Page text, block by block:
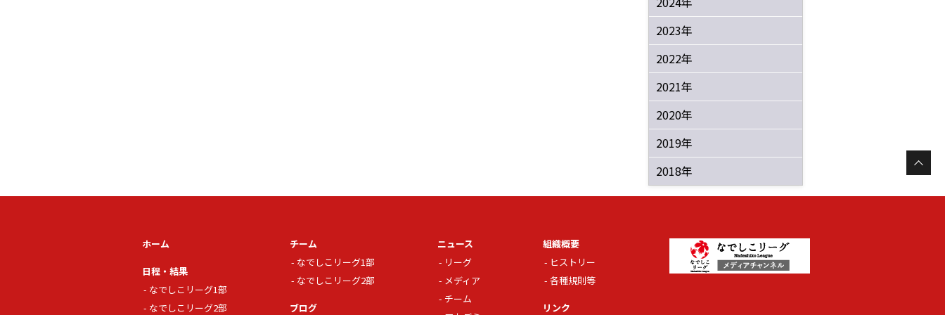
2023年
2022年
2021年
2020年
2019年
2018年
ホーム
日程・結果
なでしこリーグ1部
なでしこリーグ2部
チーム
なでしこリーグ1部
なでしこリーグ2部
ブログ
ニュース
リーグ
メディア
チーム
組織概要
ヒストリー
各種規則等
リンク